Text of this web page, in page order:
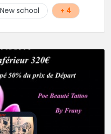
New school + 4